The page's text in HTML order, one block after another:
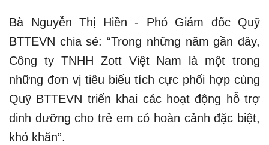
Bà Nguyễn Thị Hiền - Phó Giám đốc Quỹ
BTTEVN chia sẻ: “Trong những năm gần đây,
Công ty TNHH Zott Việt Nam là một trong
những đơn vị tiêu biểu tích cực phối hợp cùng
Quỹ BTTEVN triển khai các hoạt động hỗ trợ
dinh dưỡng cho trẻ em có hoàn cảnh đặc biệt,
khó khăn”.